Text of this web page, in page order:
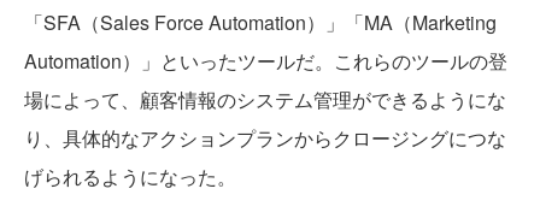
「SFA（Sales Force Automation）」「MA（Marketing
Automation）」といったツールだ。これらのツールの登
場によって、顧客情報のシステム管理ができるようにな
り、具体的なアクションプランからクロージングにつな
げられるようになった。